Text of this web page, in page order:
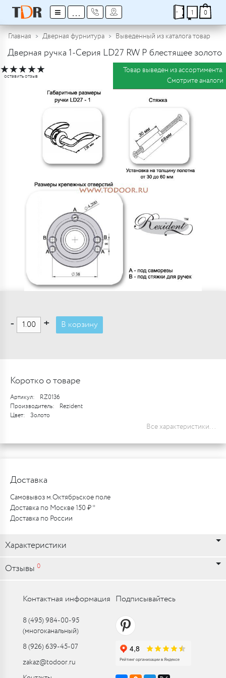
≡ ... 1 0
Главная Дверная фурнитура Выведенный из каталога товар
Дверная ручка 1-Серия LD27 RW P блестящее золото
★★★★★
оставить отзыв
Товар выведен из ассортимента.
Смотрите аналоги
- + В корзину
Коротко о товаре
Артикул:
RZ0136
Производитель:
Rezident
Цвет:
Золото
Все характеристики...
Доставка
Самовывоз м.Октябрьское поле
Доставка по Москве 150 ₽ *
Доставка по России
Характеристики
Отзывы 0
Контактная информация
8 (495) 984-00-95
(многоканальный)
8 (926) 639-45-07
zakaz@todoor.ru
Подписывайтесь